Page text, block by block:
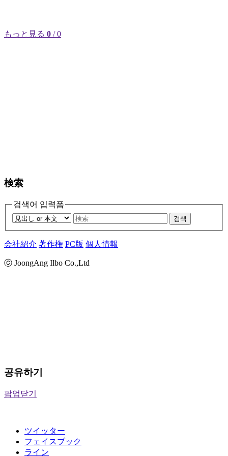
もっと見る 0 / 0
検索
검색어 입력폼
검색
会社紹介 著作権 PC版 個人情報
ⓒ JoongAng Ilbo Co.,Ltd
공유하기
팝업닫기
ツイッター
フェイスブック
ライン